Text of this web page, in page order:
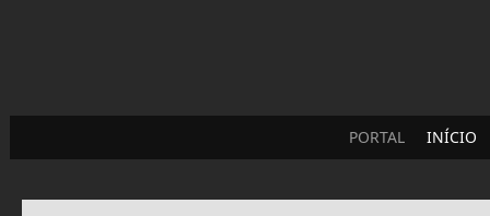
PORTAL INÍCIO